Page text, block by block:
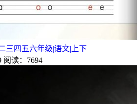
三四五六年级|语文|上下
阅读：7694